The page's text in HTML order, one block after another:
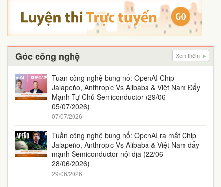
Góc công nghệ Xem thêm
Tuần công nghệ bùng nổ: OpenAI Chip
Jalapeño, Anthropic Vs Alibaba & Việt Nam Đẩy
Mạnh Tự Chủ Semiconductor (29/06 -
05/07/2026)
07/07/2026
Tuần công nghệ bùng nổ: OpenAI ra mắt Chip
Jalapeño, Anthropic Vs Alibaba & Việt Nam đẩy
mạnh Semiconductor nội địa (22/06 -
28/06/2026)
29/06/2026